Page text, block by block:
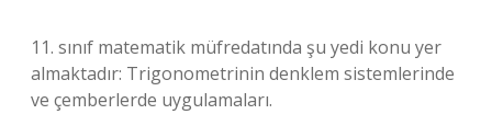
11. sınıf matematik müfredatında şu yedi konu yer
almaktadır: Trigonometrinin denklem sistemlerinde
ve çemberlerde uygulamaları.